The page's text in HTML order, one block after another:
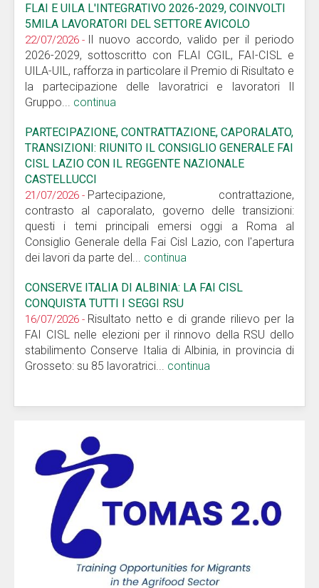
FLAI E UILA L'INTEGRATIVO 2026-2029, COINVOLTI
5MILA LAVORATORI DEL SETTORE AVICOLO
22/07/2026 - Il nuovo accordo, valido per il periodo
2026-2029, sottoscritto con FLAI CGIL, FAI-CISL e
UILA-UIL, rafforza in particolare il Premio di Risultato e
la partecipazione delle lavoratrici e lavoratori Il
Gruppo... continua
PARTECIPAZIONE, CONTRATTAZIONE, CAPORALATO,
TRANSIZIONI: RIUNITO IL CONSIGLIO GENERALE FAI
CISL LAZIO CON IL REGGENTE NAZIONALE
CASTELLUCCI
21/07/2026 - Partecipazione, contrattazione,
contrasto al caporalato, governo delle transizioni:
questi i temi principali emersi oggi a Roma al
Consiglio Generale della Fai Cisl Lazio, con l'apertura
dei lavori da parte del... continua
CONSERVE ITALIA DI ALBINIA: LA FAI CISL
CONQUISTA TUTTI I SEGGI RSU
16/07/2026 - Risultato netto e di grande rilievo per la
FAI CISL nelle elezioni per il rinnovo della RSU dello
stabilimento Conserve Italia di Albinia, in provincia di
Grosseto: su 85 lavoratrici... continua